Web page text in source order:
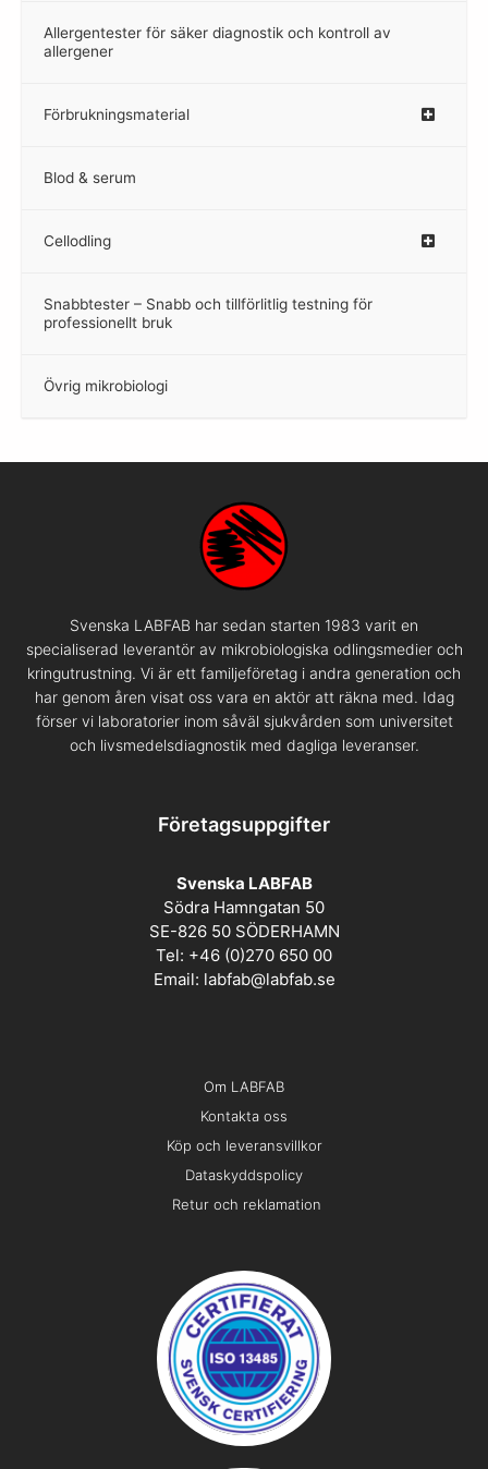
Allergentester för säker diagnostik och kontroll av
allergener
–
Förbrukningsmaterial
Blod & serum
Cellodling
–
Snabbtester – Snabb och tillförlitlig testning för
professionellt bruk
–
Övrig mikrobiologi
–
Svenska LABFAB har sedan starten 1983 varit en
specialiserad leverantör av mikrobiologiska odlingsmedier och
kringutrustning. Vi är ett familjeföretag i andra generation och
har genom åren visat oss vara en aktör att räkna med. Idag
förser vi laboratorier inom såväl sjukvården som universitet
och livsmedelsdiagnostik med dagliga leveranser.
Företagsuppgifter
Svenska LABFAB
Södra Hamngatan 50
SE-826 50 SÖDERHAMN
Tel: +46 (0)270 650 00
Email: labfab@labfab.se
Om LABFAB
Kontakta oss
Köp och leveransvillkor
Dataskyddspolicy
Retur och reklamation